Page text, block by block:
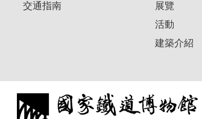
交通指南
展覽
活動
建築介紹